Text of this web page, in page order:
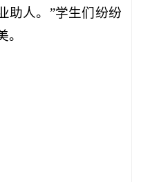
助人。”学生们纷纷